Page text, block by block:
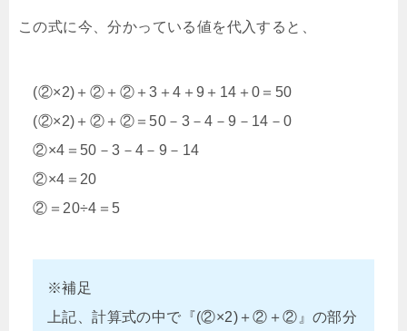
この式に今、分かっている値を代入すると、
(②×2)＋②＋②＋3＋4＋9＋14＋0＝50
(②×2)＋②＋②＝50－3－4－9－14－0
②×4＝50－3－4－9－14
②×4＝20
②＝20÷4＝5
※補足
上記、計算式の中で『(②×2)＋②＋②』の部分